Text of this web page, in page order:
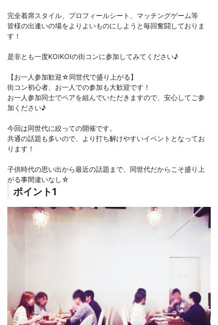
完全着席スタイル、プロフィールシート、マッチングゲーム等
皆様の出逢いの場をよりよいものにしようと毎回奮闘しておりま
す！
是非とも一度KOIKOIの街コンに参加してみてください♪
【お一人参加歓迎☆同世代で盛り上がる】
街コン初心者、お一人での参加も大歓迎です！
お一人参加同士でペアを組んでいただきますので、安心してご参
加ください♪
今回は同世代に絞っての開催です。
共通の話題も多いので、より打ち解けやすいイベントとなってお
ります！
子供時代の思い出から最近の話題まで、同世代だからこそ盛り上
がる事間違いなし☆
ポイント1